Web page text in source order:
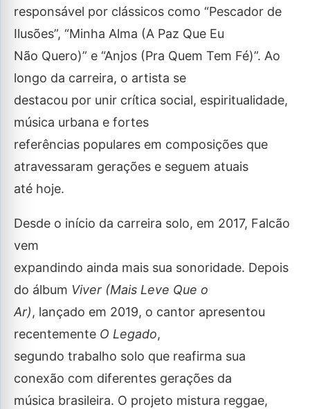
responsável por clássicos como “Pescador de
Ilusões”, “Minha Alma (A Paz Que Eu
Não Quero)” e “Anjos (Pra Quem Tem Fé)”. Ao
longo da carreira, o artista se
destacou por unir crítica social, espiritualidade,
música urbana e fortes
referências populares em composições que
atravessaram gerações e seguem atuais
até hoje.
Desde o início da carreira solo, em 2017, Falcão
vem
expandindo ainda mais sua sonoridade. Depois
do álbum Viver (Mais Leve Que o
Ar), lançado em 2019, o cantor apresentou
recentemente O Legado,
segundo trabalho solo que reafirma sua
conexão com diferentes gerações da
música brasileira. O projeto mistura reggae,